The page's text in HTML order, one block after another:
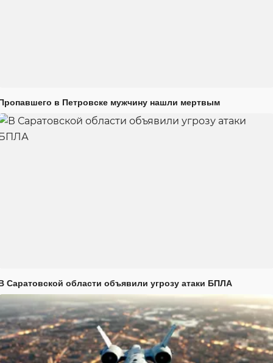
в Петровске мужчину нашли мертвым
Саратовской области объявили угрозу атаки БПЛА